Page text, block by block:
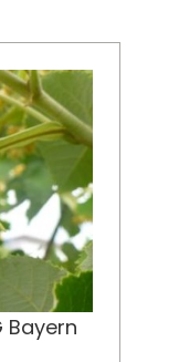
Bayern